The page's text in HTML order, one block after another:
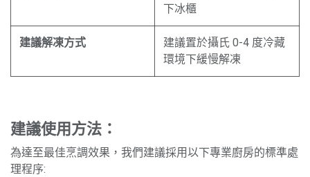
下冰櫃
建議解凍方式
建議置於攝氏 0-4 度冷藏
環境下緩慢解凍
建議使用方法：
為達至最佳烹調效果，我們建議採用以下專業廚房的標準處
理程序: